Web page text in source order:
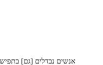
אנשים נבדלים [גם]